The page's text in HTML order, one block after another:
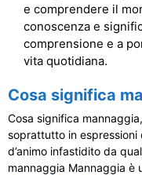
e comprendere il
conoscenza e
comprensione e a
vita quotidiana.
Cosa significa
Cosa significa
soprattutto in
d’animo infastidito da
mannaggia Mannaggia è